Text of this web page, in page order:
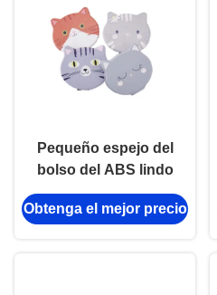
Pequeño espejo del
bolso del ABS lindo
Obtenga el mejor precio